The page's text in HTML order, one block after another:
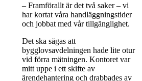
– Framförallt är det två saker – vi
har kortat våra handläggningstider
och jobbat med vår tillgänglighet.
Det ska sägas att
bygglovsavdelningen hade lite otur
vid förra mätningen. Kontoret var
mitt uppe i ett skifte av
ärendehantering och drabbades av